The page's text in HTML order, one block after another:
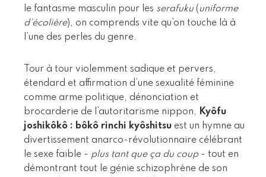
le fantasme masculin pour les serafuku ( uniforme
d’écolière), on comprends vite qu’on touche là à
l’une des perles du genre.
Tour à tour violemment sadique et pervers,
étendard et affirmation d’une sexualité féminine
comme arme politique, dénonciation et
brocarderie de l’autoritarisme nippon,
Kyôfu
joshikôkô : bôkô rinchi kyôshitsu est un hymne au
divertissement anarco-révolutionnaire célébrant
le sexe faible - plus tant que ça du coup - tout en
démontrant tout le génie schizophrène de son